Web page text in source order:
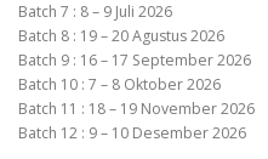
Batch 7 : 8 – 9 Juli 2026
Batch 8 : 19 – 20 Agustus 2026
Batch 9 : 16 – 17 September 2026
Batch 10 : 7 – 8 Oktober 2026
Batch 11 : 18 – 19 November 2026
Batch 12 : 9 – 10 Desember 2026